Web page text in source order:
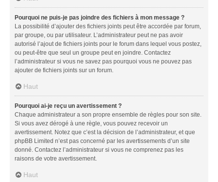
Pourquoi ne puis-je pas joindre des fichiers à mon message ?
La possibilité d’ajouter des fichiers joints peut être accordée par forum,
par groupe, ou par utilisateur. L’administrateur peut ne pas avoir
autorisé l’ajout de fichiers joints pour le forum dans lequel vous postez,
ou peut-être que seul un groupe peut en joindre. Contactez
l’administrateur si vous ne savez pas pourquoi vous ne pouvez pas
ajouter de fichiers joints sur un forum.
Haut
Pourquoi ai-je reçu un avertissement ?
Chaque administrateur a son propre ensemble de règles pour son site.
Si vous avez dérogé à une règle, vous pouvez recevoir un
avertissement. Notez que c’est la décision de l’administrateur, et que
phpBB Limited n’est pas concerné par les avertissements d’un site
donné. Contactez l’administrateur si vous ne comprenez pas les
raisons de votre avertissement.
Haut